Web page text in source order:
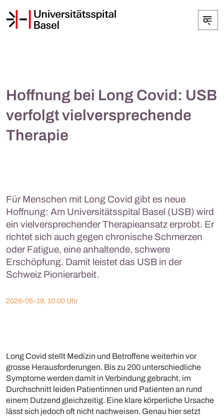
Hoffnung bei Long Covid: USB
verfolgt vielversprechende
Therapie
Für Menschen mit Long Covid gibt es neue
Hoffnung: Am Universitätsspital Basel (USB) wird
ein vielversprechender Therapieansatz erprobt. Er
richtet sich auch gegen chronische Schmerzen
oder Fatigue, eine anhaltende, schwere
Erschöpfung. Damit leistet das USB in der
Schweiz Pionierarbeit.
2026-05-19, 10:00 Uhr
Long Covid stellt Medizin und Betroffene weiterhin vor
grosse Herausforderungen. Bis zu 200 unterschiedliche
Symptome werden damit in Verbindung gebracht, im
Durchschnitt leiden Patientinnen und Patienten an rund
einem Dutzend gleichzeitig. Eine klare körperliche Ursache
lässt sich jedoch oft nicht nachweisen. Genau hier setzt